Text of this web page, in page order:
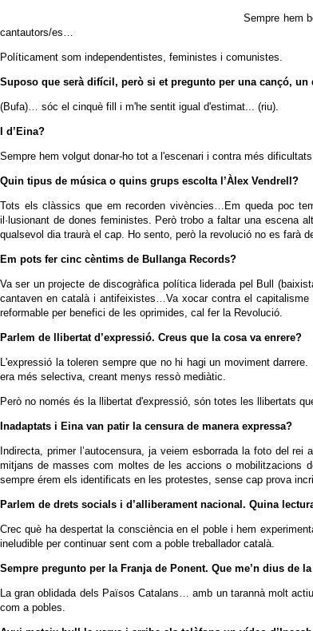
Sempre hem
cantautors/es…
Políticament som independentistes, feministes i comunistes.
Suposo que serà difícil, però si et pregunto per una cançó, un
(Bufa)… sóc el cinquè fill i m'he sentit igual d'estimat... (riu).
I d’Eina?
Sempre hem volgut donar-ho tot a l'escenari i contra més
Quin tipus de música o quins grups escolta l’Àlex Vendrell?
Tots els clàssics que em recorden vivències…Em queda poc
il·lusionant de dones feministes. Però trobo a faltar una escena
qualsevol dia traurà el cap. Ho sento, però la revolució no es farà
Em pots fer cinc cèntims de Bullanga Records?
Va ser un projecte de discogràfica política liderada pel Bull
cantaven en català i antifeixistes…Va xocar contra el
reformable per benefici de les oprimides, cal fer la Revolució.
Parlem de llibertat d’expressió. Creus que la cosa va enrere?
L'expressió la toleren sempre que no hi hagi un moviment
era més selectiva, creant menys ressò mediàtic.
Però no només és la llibertat d'expressió, són totes les llibertats
Inadaptats i Eina van patir la censura de manera expressa?
Indirecta, primer l’autocensura, ja veiem esborrada la foto del
mitjans de masses com moltes de les accions o mobilitzacions
sempre érem els identificats en les protestes, sense cap prova
Parlem de drets socials i d’alliberament nacional. Quina
Crec què ha despertat la consciència en el poble i hem
ineludible per continuar sent com a poble treballador català.
Sempre pregunto per la Franja de Ponent. Que me’n dius de
La gran oblidada dels Països Catalans… amb un tarannà molt
com a pobles.